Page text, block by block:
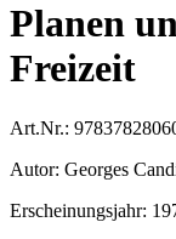
Planen
Freizeit
Art.Nr.:
Autor: Georges
Erscheinungsjahr: